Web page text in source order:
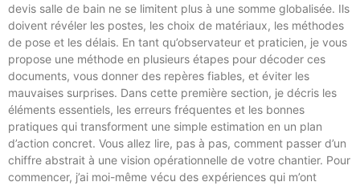
devis salle de bain ne se limitent plus à une somme globalisée. Ils
doivent révéler les postes, les choix de matériaux, les méthodes
de pose et les délais. En tant qu’observateur et praticien, je vous
propose une méthode en plusieurs étapes pour décoder ces
documents, vous donner des repères fiables, et éviter les
mauvaises surprises. Dans cette première section, je décris les
éléments essentiels, les erreurs fréquentes et les bonnes
pratiques qui transforment une simple estimation en un plan
d’action concret. Vous allez lire, pas à pas, comment passer d’un
chiffre abstrait à une vision opérationnelle de votre chantier. Pour
commencer, j’ai moi-même vécu des expériences qui m’ont